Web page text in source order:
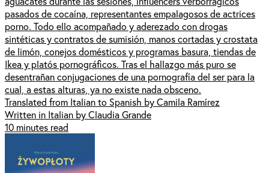
pasados de cocaína, representantes empalagosos de actrices
porno. Todo ello acompañado y aderezado con drogas
sintéticas y contratos de sumisión, manos cortadas y crostata
de limón, conejos domésticos y programas basura, tiendas de
Ikea y platós pornográficos. Tras el hallazgo más puro se
desentrañan conjugaciones de una pornografía del ser para la
cual, a estas alturas, ya no existe nada obsceno.
Translated from Italian to Spanish by Camila Ramírez
Written in Italian by Claudia Grande
10 minutes read